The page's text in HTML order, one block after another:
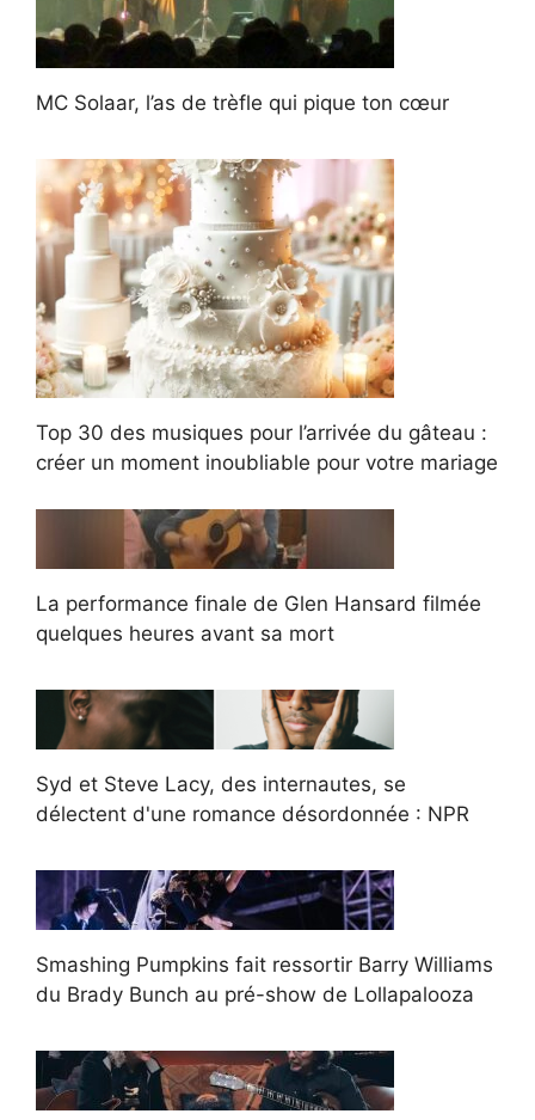
MC Solaar, l’as de trèfle qui pique ton cœur
Top 30 des musiques pour l’arrivée du gâteau :
créer un moment inoubliable pour votre mariage
La performance finale de Glen Hansard filmée
quelques heures avant sa mort
Syd et Steve Lacy, des internautes, se
délectent d'une romance désordonnée : NPR
Smashing Pumpkins fait ressortir Barry Williams
du Brady Bunch au pré-show de Lollapalooza